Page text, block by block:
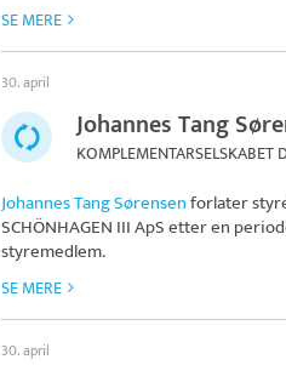
SE MERE
30. april
Johannes Tang
Johannes Tang Sørensenforlater
SCHÖNHAGEN III ApSetter en
styremedlem.
SE MERE
30. april